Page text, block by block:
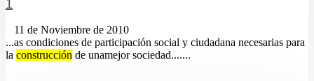
11 de Noviembre de 2010
...as condiciones de participación social y ciudadana necesarias para
la construcción de unamejor sociedad.......